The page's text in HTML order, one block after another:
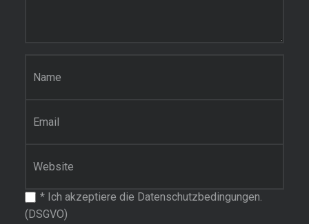
*Ich akzeptiere die Datenschutzbedingungen.
(DSGVO)